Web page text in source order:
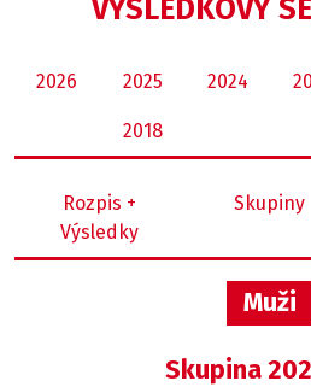
VÝSLEDKOVÝ
2026 2025 2024
2018
Rozpis +
Výsledky
Skupiny
Muži
Skupina